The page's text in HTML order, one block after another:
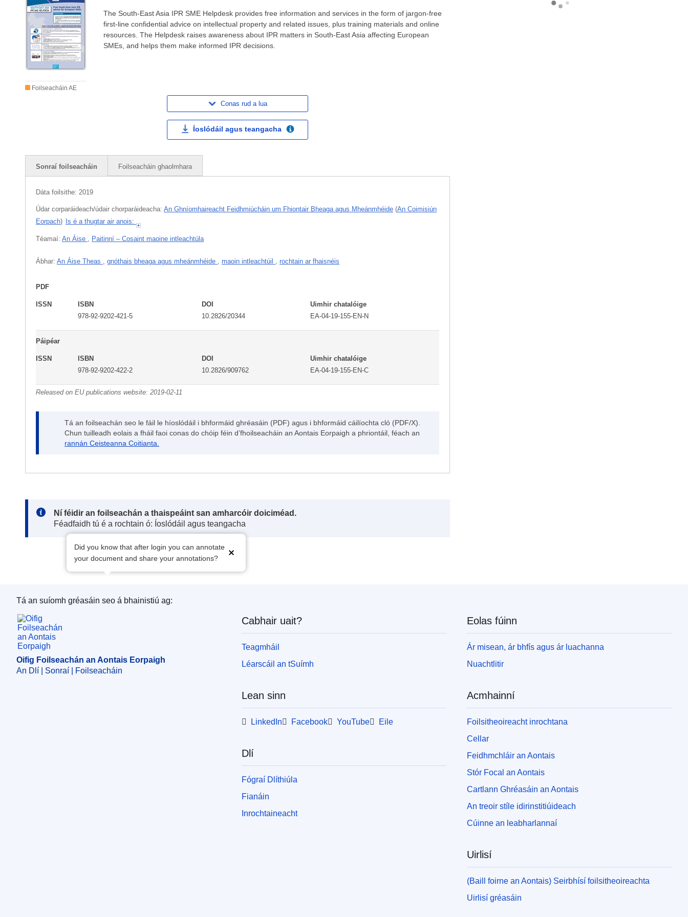
Foilseacháin AE
The South-East Asia IPR SME Helpdesk provides free information and services in the form of jargon-free
first-line confidential advice on intellectual property and related issues, plus training materials and online
resources. The Helpdesk raises awareness about IPR matters in South-East Asia affecting European
SMEs, and helps them make informed IPR decisions.
Conas rud a lua
Íoslódáil agus teangacha
Sonraí foilseacháin Foilseacháin ghaolmhara
Dáta foilsithe: 2019
Údar corparáideach/údair chorparáideacha: An Ghníomhaireacht Feidhmiúcháin um Fhiontair Bheaga agus Mheánmhéide (An Coimisiún
Eorpach) Is é a thugtar air anois:
Téamaí: An Áise , Paitinní – Cosaint maoine intleachtúla
Ábhar: An Áise Theas , gnóthais bheaga agus mheánmhéide , maoin intleachtúil , rochtain ar fhaisnéis
PDF
ISSN
ISBN
978-92-9202-421-5
DOI
10.2826/20344
Uimhir chatalóige
EA-04-19-155-EN-N
Páipéar
ISSN
ISBN
978-92-9202-422-2
DOI
10.2826/909762
Uimhir chatalóige
EA-04-19-155-EN-C
Released on EU publications website: 2019-02-11
Tá an foilseachán seo le fáil le híoslódáil i bhformáid ghréasáin (PDF) agus i bhformáid cáilíochta cló (PDF/X).
Chun tuilleadh eolais a fháil faoi conas do chóip féin d’fhoilseacháin an Aontais Eorpaigh a phriontáil, féach an
rannán Ceisteanna Coitianta.
Note:
Ní féidir an foilseachán a thaispeáint san amharcóir doiciméad.
Féadfaidh tú é a rochtain ó: Íoslódáil agus teangacha
Did you know that after login you can annotate
your document and share your annotations?
Oifig Foilseachán an Aontais Eorpaigh
Tá an suíomh gréasáin seo á bhainistiú ag:
Oifig Foilseachán an Aontais Eorpaigh
An Dlí | Sonraí | Foilseacháin
Cabhair uait?
Teagmháil
Léarscáil an tSuímh
Lean sinn
LinkedIn Facebook YouTube Eile
Dlí
Fógraí Dlíthiúla
Fianáin
Inrochtaineacht
Eolas fúinn
Ár misean, ár bhfís agus ár luachanna
Nuachtlitir
Acmhainní
Foilsitheoireacht inrochtana
Cellar
Feidhmchláir an Aontais
Stór Focal an Aontais
Cartlann Ghréasáin an Aontais
An treoir stíle idirinstitiúideach
Cúinne an leabharlannaí
Uirlisí
(Baill foirne an Aontais) Seirbhísí foilsitheoireachta
Uirlisí gréasáin